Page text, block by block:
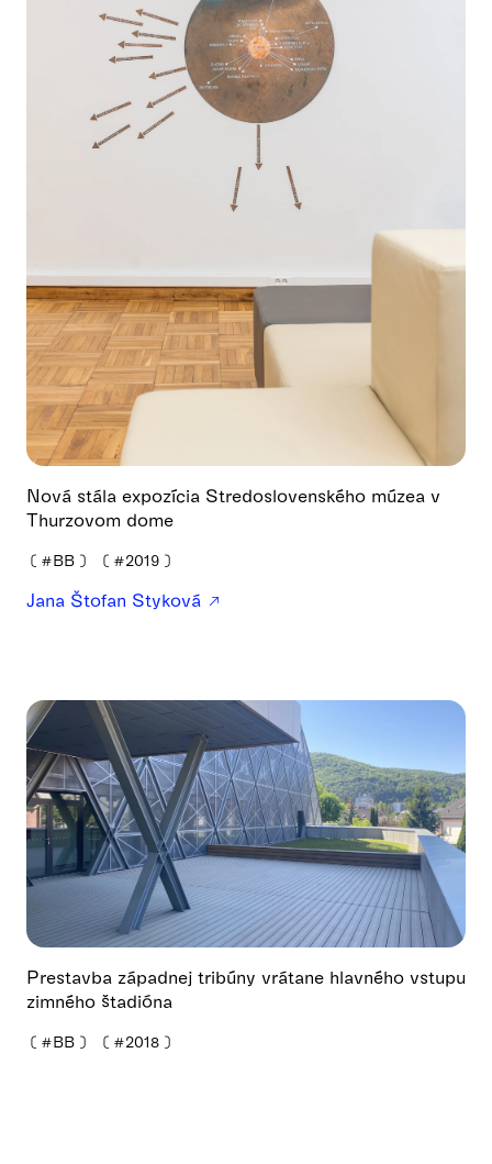
Nová stála expozícia Stredoslovenského múzea v
Thurzovom dome
❪ #BB ❫ ❪ #2019 ❫
Jana Štofan Styková
Prestavba západnej tribúny vrátane hlavného vstupu
zimného štadióna
❪ #BB ❫ ❪ #2018 ❫